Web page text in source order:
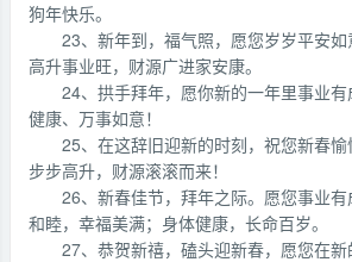
狗年快乐。
23、新年到，福气照，愿您岁岁平安
高升事业旺，财源广进家安康。
24、拱手拜年，愿你新的一年里事业
健康、万事如意！
25、在这辞旧迎新的时刻，祝您新春愉
步步高升，财源滚滚而来！
26、新春佳节，拜年之际。愿您事业
和睦，幸福美满；身体健康，长命百岁。
27、恭贺新禧，磕头迎新春，愿您在新